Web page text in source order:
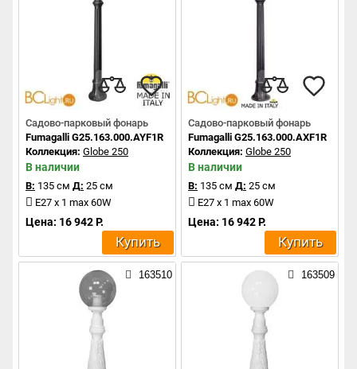
Садово-парковый фонарь
Fumagalli G25.163.000.AYF1R
Коллекция: Globe 250
В наличии
В: 135 см Д: 25 см
E27 x 1 max 60W
Цена: 16 942 Р.
Купить
Садово-парковый фонарь
Fumagalli G25.163.000.AXF1R
Коллекция: Globe 250
В наличии
В: 135 см Д: 25 см
E27 x 1 max 60W
Цена: 16 942 Р.
Купить
163510 163509